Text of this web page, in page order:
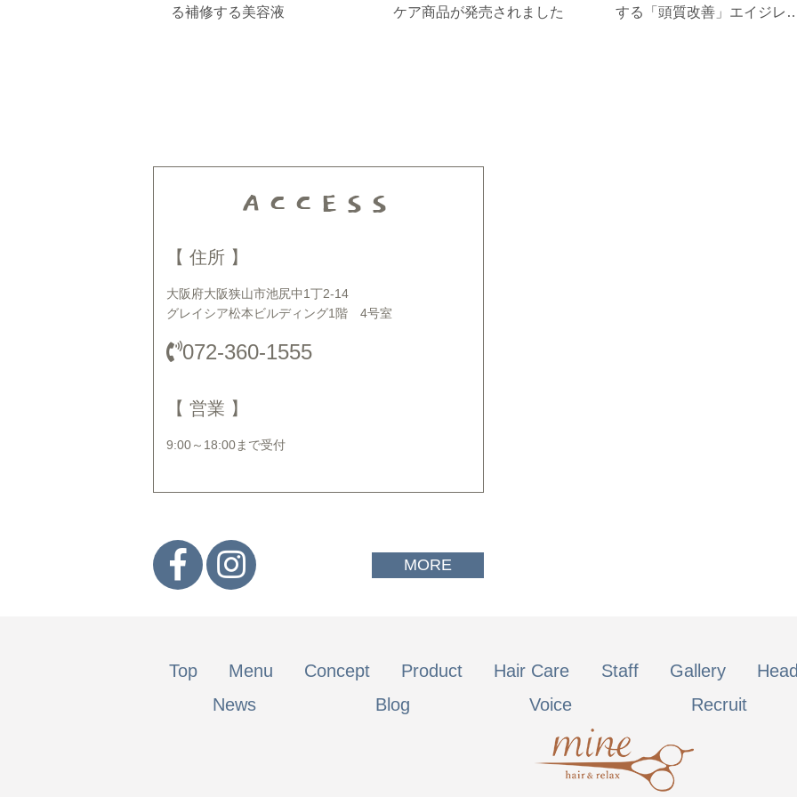
る補修する美容液 ケア商品が発売されました する「頭質改善」エイジレ
ACCESS
【 住所 】
大阪府大阪狭山市池尻中1丁2-14
グレイシア松本ビルディング1階 4号室
072-360-1555
【 営業 】
9:00～18:00まで受付
MORE
Top Menu Concept Product Hair Care Staff Gallery
News
Blog Voice Recruit